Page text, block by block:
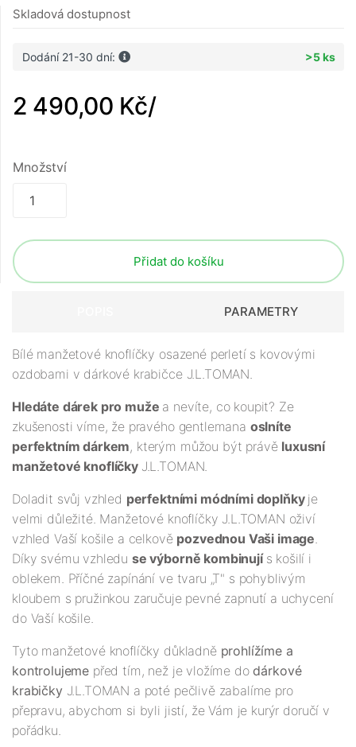
Skladová dostupnost
Dodání 21-30 dní: >5 ks
2 490,00 Kč/
Množství
Přidat do košíku
PARAMETRY
Bílé manžetové knoflíčky osazené perletí s kovovými
ozdobami v dárkové krabičce J.L.TOMAN.
Hledáte dárek pro muže a nevíte, co koupit? Ze
zkušenosti víme, že pravého gentlemana oslníte
perfektním dárkem, kterým můžou být právě luxusní
manžetové knoflíčky J.L.TOMAN.
Doladit svůj vzhled perfektními módními doplňky je
velmi důležité. Manžetové knoflíčky J.L.TOMAN oživí
vzhled Vaší košile a celkově pozvednou Vaši image.
Díky svému vzhledu se výborně kombinují s košilí i
oblekem. Příčné zapínání ve tvaru „T" s pohyblivým
kloubem s pružinkou zaručuje pevné zapnutí a uchycení
do Vaší košile.
Tyto manžetové knoflíčky důkladně prohlížíme a
kontrolujeme před tím, než je vložíme do dárkové
krabičkyJ.L.TOMAN a poté pečlivě zabalíme pro
přepravu, abychom si byli jistí, že Vám je kurýr doručí v
pořádku.